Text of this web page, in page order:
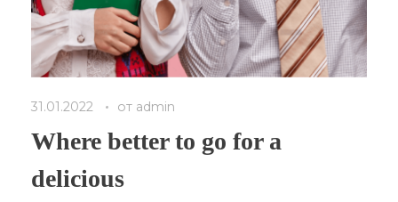
31.01.2022 от admin
Where better to go for a
delicious